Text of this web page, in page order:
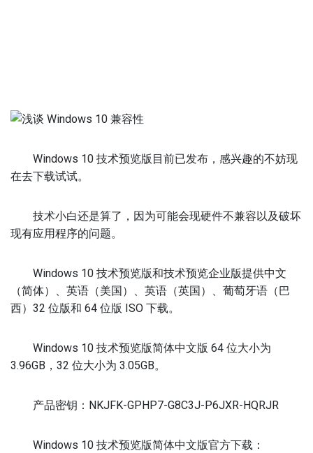
Windows 10 技术预览版目前已发布，感兴趣的不妨现
在去下载试试。
技术小白还是算了，因为可能会现硬件不兼容以及破坏
现有应用程序的问题。
Windows 10 技术预览版和技术预览企业版提供中文
（简体）、英语（美国）、英语（英国）、葡萄牙语（巴
西）32 位版和 64 位版 ISO 下载。
Windows 10 技术预览版简体中文版 64 位大小为
3.96GB，32 位大小为 3.05GB。
产品密钥：NKJFK-GPHP7-G8C3J-P6JXR-HQRJR
Windows 10 技术预览版简体中文版官方下载：